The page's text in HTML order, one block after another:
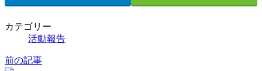
カテゴリー
活動報告
前の記事